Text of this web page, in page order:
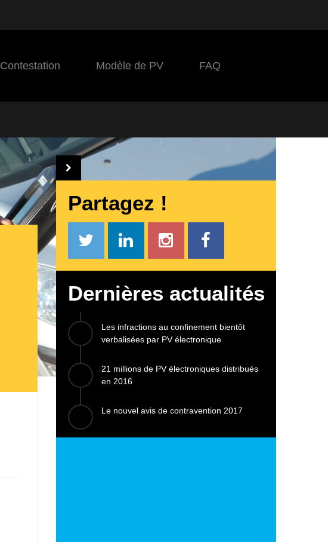
Contestation Modèle de PV FAQ
Partagez !
Dernières actualités
Les infractions au confinement bientôt
verbalisées par PV électronique
21 millions de PV électroniques distribués
en 2016
Le nouvel avis de contravention 2017